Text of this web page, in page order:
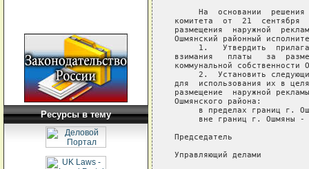
Ресурсы в тему
На  основании
комитета  от  21
размещения  наружной
Ошмянский районный
1.   Утвердить
взимания   платы   за
коммунальной собственности
2.  Установить
для  использования их в
размещение  наружной
Ошмянского района:
в пределах границ г.
вне границ г. Ошмяны -
Председатель
Управляющий делами